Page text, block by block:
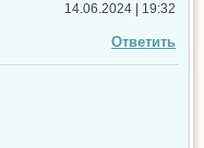
Ответить
14.06.2024 | 19:32